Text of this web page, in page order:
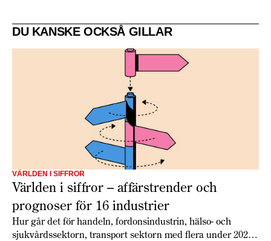
DU KANSKE OCKSÅ GILLAR
VÄRLDEN I SIFFROR
Världen i siffror – affärstrender och
prognoser för 16 industrier
Hur går det för handeln, fordonsindustrin, hälso- och
sjukvårdssektorn, transport sektorn med flera under 2026?